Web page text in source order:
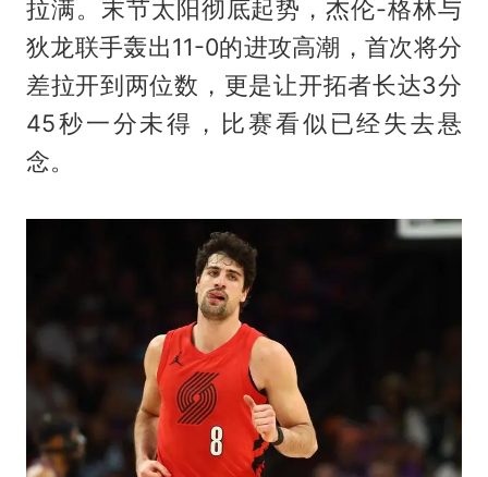
拉满。末节太阳彻底起势，杰伦-格林与
狄龙联手轰出11-0的进攻高潮，首次将分
差拉开到两位数，更是让开拓者长达3分
45秒一分未得，比赛看似已经失去悬
念。